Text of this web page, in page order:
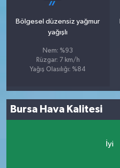
Bölgesel düzensiz yağmur
yağışlı
Nem: %93
Rüzgar: 7 km/h
Yağış Olasılığı: %84
Bursa Hava Kalitesi
İyi